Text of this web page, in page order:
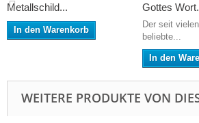
Metallschild...
In den Warenkorb
Gottes
Der seit
beliebte...
In den
WEITERE PRODUKTE VON